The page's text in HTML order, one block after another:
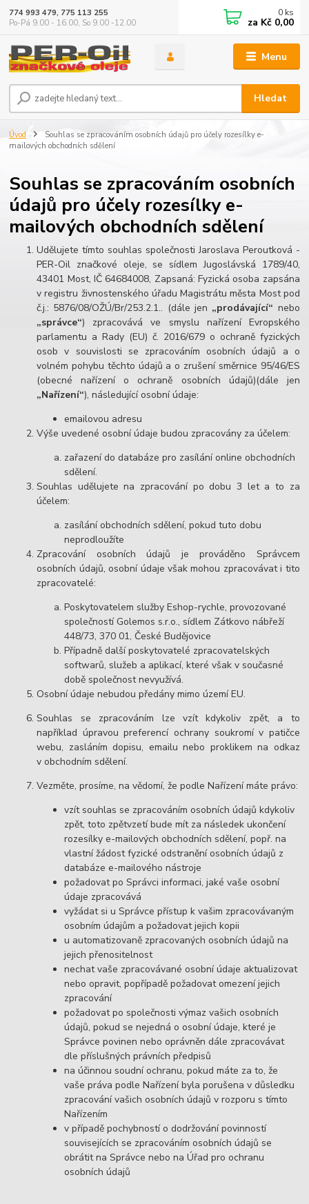
Menu
Hledat
774 993 479, 775 113 255
Po-Pá 9.00 - 16.00, So 9.00 -12.00
0 ks
za Kč 0,00
Úvod
Souhlas se zpracováním osobních údajů pro účely rozesílky e-
mailových obchodních sdělení
Souhlas se zpracováním osobních
údajů pro účely rozesílky e-
mailových obchodních sdělení
Udělujete tímto souhlas společnosti Jaroslava Peroutková -
PER-Oil značkové oleje, se sídlem Jugoslávská 1789/40,
43401 Most, IČ 64684008, Zapsaná: Fyzická osoba zapsána
v registru živnostenského úřadu Magistrátu města Most pod
č.j.: 5876/08/OŽÚ/Br/253.2.1.. (dále jen „prodávající“ nebo
„správce“) zpracovává ve smyslu nařízení Evropského
parlamentu a Rady (EU) č. 2016/679 o ochraně fyzických
osob v souvislosti se zpracováním osobních údajů a o
volném pohybu těchto údajů a o zrušení směrnice 95/46/ES
(obecné nařízení o ochraně osobních údajů)(dále jen
„Nařízení“), následující osobní údaje:
emailovou adresu
Výše uvedené osobní údaje budou zpracovány za účelem:
zařazení do databáze pro zasílání online obchodních
sdělení.
Souhlas udělujete na zpracování po dobu 3 let a to za
účelem:
zasílání obchodních sdělení, pokud tuto dobu
neprodloužíte
Zpracování osobních údajů je prováděno Správcem
osobních údajů, osobní údaje však mohou zpracovávat i tito
zpracovatelé:
Poskytovatelem služby Eshop-rychle, provozované
společností Golemos s.r.o., sídlem Zátkovo nábřeží
448/73, 370 01, České Budějovice
Případně další poskytovatelé zpracovatelských
softwarů, služeb a aplikací, které však v současné
době společnost nevyužívá.
Osobní údaje nebudou předány mimo území EU.
Souhlas se zpracováním lze vzít kdykoliv zpět, a to
například úpravou preferencí ochrany soukromí v patičce
webu, zasláním dopisu, emailu nebo proklikem na odkaz
v obchodním sdělení.
Vezměte, prosíme, na vědomí, že podle Nařízení máte právo:
vzít souhlas se zpracováním osobních údajů kdykoliv
zpět, toto zpětvzetí bude mít za následek ukončení
rozesílky e-mailových obchodních sdělení, popř. na
vlastní žádost fyzické odstranění osobních údajů z
databáze e-mailového nástroje
požadovat po Správci informaci, jaké vaše osobní
údaje zpracovává
vyžádat si u Správce přístup k vašim zpracovávaným
osobním údajům a požadovat jejich kopii
u automatizovaně zpracovaných osobních údajů na
jejich přenositelnost
nechat vaše zpracovávané osobní údaje aktualizovat
nebo opravit, popřípadě požadovat omezení jejich
zpracování
požadovat po společnosti výmaz vašich osobních
údajů, pokud se nejedná o osobní údaje, které je
Správce povinen nebo oprávněn dále zpracovávat
dle příslušných právních předpisů
na účinnou soudní ochranu, pokud máte za to, že
vaše práva podle Nařízení byla porušena v důsledku
zpracování vašich osobních údajů v rozporu s tímto
Nařízením
v případě pochybností o dodržování povinností
souvisejících se zpracováním osobních údajů se
obrátit na Správce nebo na Úřad pro ochranu
osobních údajů